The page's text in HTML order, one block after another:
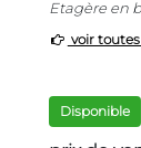
Etagère en
voir
Disponible